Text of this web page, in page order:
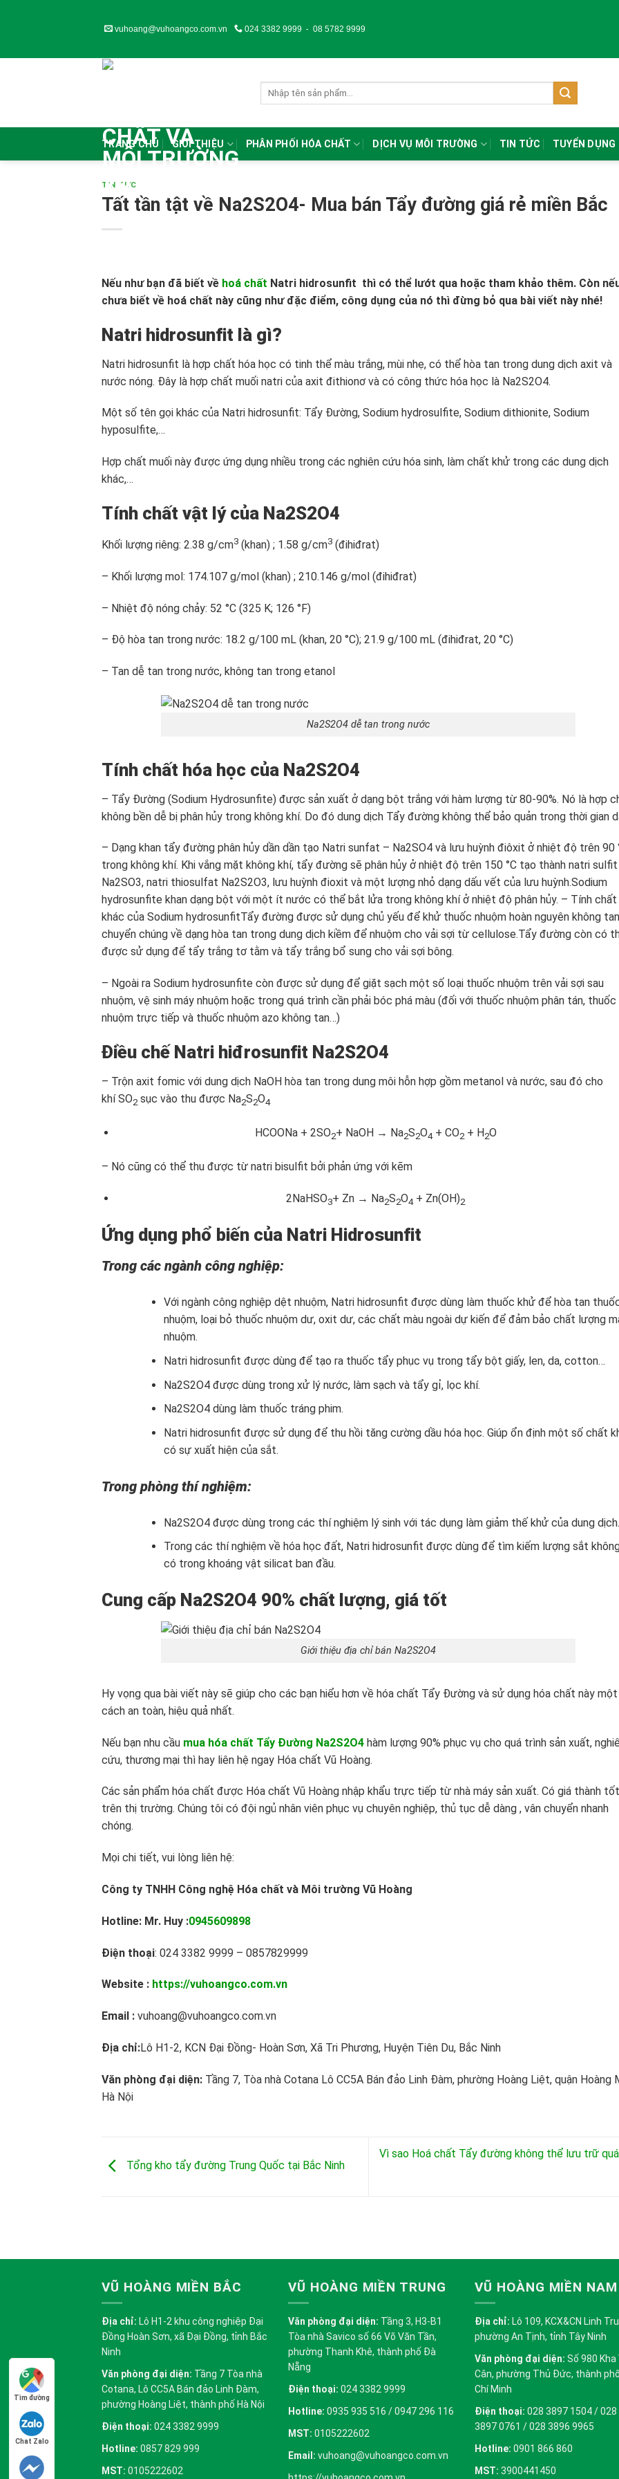
vuhoang@vuhoangco.com.vn 024 3382 9999 - 08 5782 9999
TRANG CHỦ GIỚI THIỆU PHÂN PHỐI HÓA CHẤT DỊCH VỤ MÔI TRƯỜNG TIN TỨC TUYỂN DỤNG
TIN TỨC
Tất tần tật về Na2S2O4- Mua bán Tẩy đường giá rẻ miền Bắc
Nếu như bạn đã biết về hoá chất Natri hidrosunfit thì có thể lướt qua hoặc tham khảo thêm. Còn
chưa biết về hoá chất này cũng như đặc điểm, công dụng của nó thì đừng bỏ qua bài viết này nhé!
Natri hidrosunfit là gì?
Natri hidrosunfit là hợp chất hóa học có tinh thể màu trắng, mùi nhẹ, có thể hòa tan trong dung dịch axit và
nước nóng. Đây là hợp chất muối natri của axit đithionơ và có công thức hóa học là Na2S2O4.
Một số tên gọi khác của Natri hidrosunfit: Tẩy Đường, Sodium hydrosulfite, Sodium dithionite, Sodium
hyposulfite,…
Hợp chất muối này được ứng dụng nhiều trong các nghiên cứu hóa sinh, làm chất khử trong các dung dịch
khác,…
Tính chất vật lý của Na2S2O4
Khối lượng riêng: 2.38 g/cm3 (khan) ; 1.58 g/cm3 (đihiđrat)
– Khối lượng mol: 174.107 g/mol (khan) ; 210.146 g/mol (đihiđrat)
– Nhiệt độ nóng chảy: 52 °C (325 K; 126 °F)
– Độ hòa tan trong nước: 18.2 g/100 mL (khan, 20 °C); 21.9 g/100 mL (đihiđrat, 20 °C)
– Tan dễ tan trong nước, không tan trong etanol
Na2S2O4 dễ tan trong nước
Tính chất hóa học của Na2S2O4
– Tẩy Đường (Sodium Hydrosunfite) được sản xuất ở dạng bột trắng với hàm lượng từ 80-90%. Nó là hợp
không bền dễ bị phân hủy trong không khí. Do đó dung dịch Tẩy đường không thể bảo quản trong thời gian
– Dạng khan tẩy đường phân hủy dần dần tạo Natri sunfat – Na2SO4 và lưu huỳnh điôxit ở nhiệt độ trên 90
trong không khí. Khi vắng mặt không khí, tẩy đường sẽ phân hủy ở nhiệt độ trên 150 °C tạo thành natri
Na2SO3, natri thiosulfat Na2S2O3, lưu huỳnh đioxit và một lượng nhỏ dạng dấu vết của lưu huỳnh.Sodium
hydrosunfite khan dạng bột với một ít nước có thể bắt lửa trong không khí ở nhiệt độ phân hủy. – Tính chất
khác của Sodium hydrosunfitTẩy đường được sử dụng chủ yếu để khử thuốc nhuộm hoàn nguyên không tan
chuyển chúng về dạng hòa tan trong dung dịch kiềm để nhuộm cho vải sợi từ cellulose.Tẩy đường còn có
được sử dụng để tẩy trắng tơ tằm và tẩy trắng bổ sung cho vải sợi bông.
– Ngoài ra Sodium hydrosunfite còn được sử dụng để giặt sạch một số loại thuốc nhuộm trên vải sợi sau
nhuộm, vệ sinh máy nhuộm hoặc trong quá trình cần phải bóc phá màu (đối với thuốc nhuộm phân tán, thuốc
nhuộm trực tiếp và thuốc nhuộm azo không tan…)
Điều chế Natri hiđrosunfit Na2S2O4
– Trộn axit fomic với dung dịch NaOH hòa tan trong dung môi hỗn hợp gồm metanol và nước, sau đó cho
khí SO2 sục vào thu được Na2S2O4
HCOONa + 2SO2+ NaOH → Na2S2O4 + CO2+ H2O
– Nó cũng có thể thu được từ natri bisulfit bởi phản ứng với kẽm
2NaHSO3+ Zn → Na2S2O4 + Zn(OH)2
Ứng dụng phổ biến của Natri Hidrosunfit
Trong các ngành công nghiệp:
Với ngành công nghiệp dệt nhuộm, Natri hidrosunfit được dùng làm thuốc khử để hòa tan
nhuộm, loại bỏ thuốc nhuộm dư, oxit dư, các chất màu ngoài dự kiến để đảm bảo chất lượng
nhuộm.
Natri hidrosunfit được dùng để tạo ra thuốc tẩy phục vụ trong tẩy bột giấy, len, da, cotton…
Na2S2O4 được dùng trong xử lý nước, làm sạch và tẩy gỉ, lọc khí.
Na2S2O4 dùng làm thuốc tráng phim.
Natri hidrosunfit được sử dụng để thu hồi tăng cường dầu hóa học. Giúp ổn định một số chất
có sự xuất hiện của sắt.
Trong phòng thí nghiệm:
Na2S2O4 được dùng trong các thí nghiệm lý sinh với tác dụng làm giảm thế khử của dung dịch.
Trong các thí nghiệm về hóa học đất, Natri hidrosunfit được dùng để tìm kiếm lượng sắt
có trong khoáng vật silicat ban đầu.
Cung cấp Na2S2O4 90% chất lượng, giá tốt
Giới thiệu địa chỉ bán Na2S2O4
Hy vọng qua bài viết này sẽ giúp cho các bạn hiểu hơn về hóa chất Tẩy Đường và sử dụng hóa chất này một
cách an toàn, hiệu quả nhất.
Nếu bạn nhu cầu mua hóa chất Tẩy Đường Na2S2O4 hàm lượng 90% phục vụ cho quá trình sản xuất,
cứu, thương mại thì hay liên hệ ngay Hóa chất Vũ Hoàng.
Các sản phẩm hóa chất được Hóa chất Vũ Hoàng nhập khẩu trực tiếp từ nhà máy sản xuất. Có giá thành tốt
trên thị trường. Chúng tôi có đội ngủ nhân viên phục vụ chuyên nghiệp, thủ tục dễ dàng , vân chuyển nhanh
chóng.
Mọi chi tiết, vui lòng liên hệ:
Công ty TNHH Công nghệ Hóa chất và Môi trường Vũ Hoàng
Hotline: Mr. Huy :0945609898
Điện thoại: 024 3382 9999 – 0857829999
Website : https://vuhoangco.com.vn
Email : vuhoang@vuhoangco.com.vn
Địa chỉ:Lô H1-2, KCN Đại Đồng- Hoàn Sơn, Xã Tri Phương, Huyện Tiên Du, Bắc Ninh
Văn phòng đại diện: Tầng 7, Tòa nhà Cotana Lô CC5A Bán đảo Linh Đàm, phường Hoàng Liệt, quận Hoàng
Hà Nội
Tổng kho tẩy đường Trung Quốc tại Bắc Ninh
Vì sao Hoá chất Tẩy đường không thể lưu trữ
VŨ HOÀNG MIỀN BẮC
Địa chỉ: Lô H1-2 khu công nghiệp Đại
Đồng Hoàn Sơn, xã Đại Đồng, tỉnh Bắc
Ninh
Văn phòng đại diện: Tầng 7 Tòa nhà
Cotana, Lô CC5A Bán đảo Linh Đàm,
phường Hoàng Liệt, thành phố Hà Nội
Điện thoại: 024 3382 9999
Hotline: 0857 829 999
MST: 0105222602
VŨ HOÀNG MIỀN TRUNG
Văn phòng đại diện: Tầng 3, H3-B1
Tòa nhà Savico số 66 Võ Văn Tần,
phường Thanh Khê, thành phố Đà
Nẵng
Điện thoại: 024 3382 9999
Hotline: 0935 935 516 / 0947 296 116
MST: 0105222602
Email: vuhoang@vuhoangco.com.vn
VŨ HOÀNG MIỀN NAM
Địa chỉ: Lô 109, KCX&CN Linh
phường An Tịnh, tỉnh Tây Ninh
Văn phòng đại diện: Số 980 Kha
Cân, phường Thủ Đức, thành
Chí Minh
Điện thoại: 028 3897 1504 / 028
3897 0761 / 028 3896 9965
Hotline: 0901 866 860
MST: 3900441450
Tìm đường
Chat Zalo